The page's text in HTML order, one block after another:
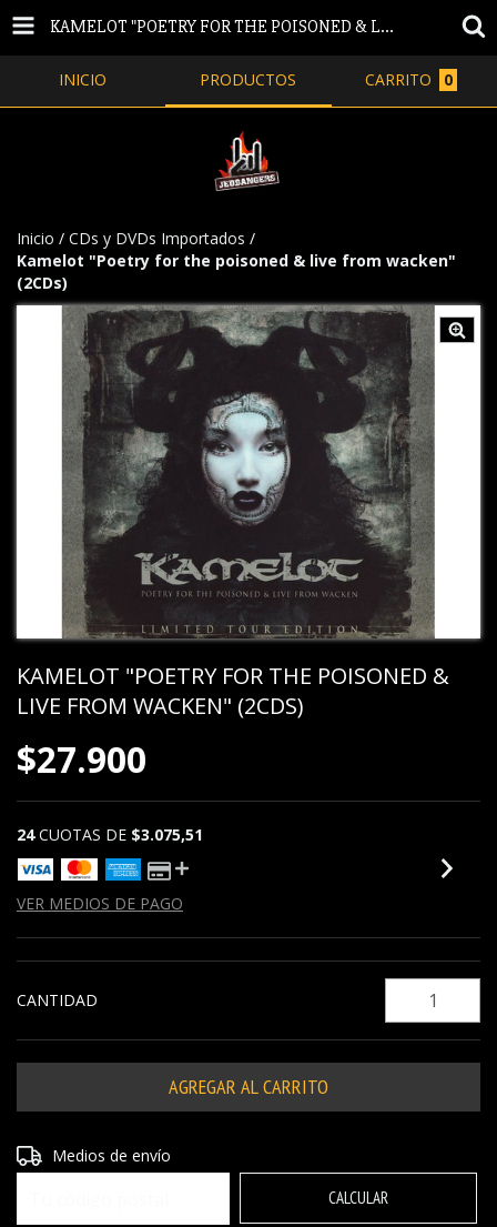
KAMELOT "POETRY FOR THE POISONED & LIVE FROM WACKEN" (2CDS)
INICIO PRODUCTOS CARRITO 0
Inicio / CDs y DVDs Importados /
Kamelot "Poetry for the poisoned & live from wacken"
(2CDs)
KAMELOT "POETRY FOR THE POISONED &
LIVE FROM WACKEN" (2CDS)
$27.900
24 CUOTAS DE $3.075,51
VER MEDIOS DE PAGO
CANTIDAD
Entregas para el CP:
Medios de envío
CALCULAR